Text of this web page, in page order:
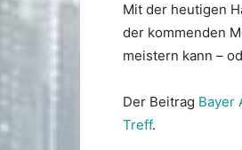
Mit der heutigen
der kommenden
meistern kann –
Der Beitrag Bayer
Treff.